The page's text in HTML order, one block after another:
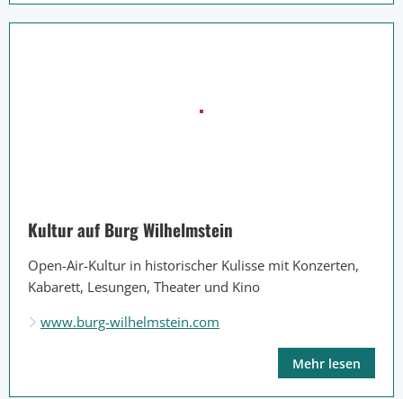
Kultur auf Burg Wilhelmstein
Open-Air-Kultur in historischer Kulisse mit Konzerten,
Kabarett, Lesungen, Theater und Kino
www.burg-wilhelmstein.com
Mehr lesen